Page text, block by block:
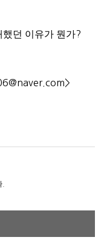
했던 이유가 뭔가?